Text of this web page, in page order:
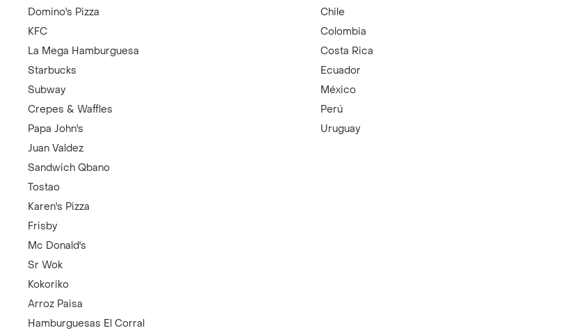
Domino's Pizza
KFC
La Mega Hamburguesa
Starbucks
Subway
Crepes & Waffles
Papa John's
Juan Valdez
Sandwich Qbano
Tostao
Karen's Pizza
Frisby
Mc Donald's
Sr Wok
Kokoriko
Arroz Paisa
Hamburguesas El Corral
Chile
Colombia
Costa Rica
Ecuador
México
Perú
Uruguay